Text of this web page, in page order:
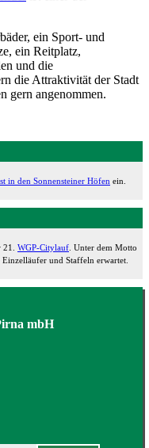
ein Sport- und
ein Reitplatz,
und die
die Attraktivität der Stadt
gern angenommen.
in den Sonnensteiner Höfen ein.
WGP-Citylauf . Unter dem Motto
und Staffeln erwartet.
mbH